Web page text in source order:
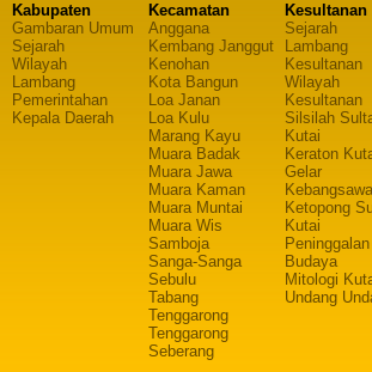
Kabupaten
Gambaran Umum
Sejarah
Wilayah
Lambang
Pemerintahan
Kepala Daerah
Kecamatan
Anggana
Kembang Janggut
Kenohan
Kota Bangun
Loa Janan
Loa Kulu
Marang Kayu
Muara Badak
Muara Jawa
Muara Kaman
Muara Muntai
Muara Wis
Samboja
Sanga-Sanga
Sebulu
Tabang
Tenggarong
Tenggarong
Seberang
Kesultanan
Sejarah
Lambang
Kesultanan
Wilayah
Kesultanan
Silsilah
Kutai
Keraton
Gelar
Ketopong
Kutai
Peninggalan
Budaya
Mitologi
Undang